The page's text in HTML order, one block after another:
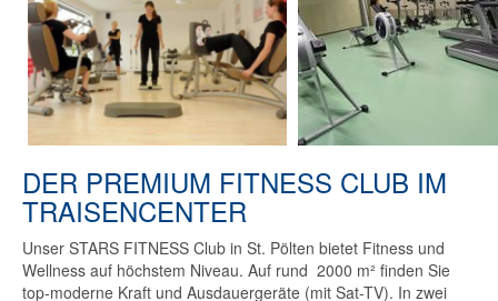
DER PREMIUM FITNESS CLUB IM
TRAISENCENTER
Unser STARS FITNESS Club in St. Pölten bietet Fitness und
Wellness auf höchstem Niveau. Auf rund 2000 m² finden Sie
top-moderne Kraft und Ausdauergeräte (mit Sat-TV). In zwei